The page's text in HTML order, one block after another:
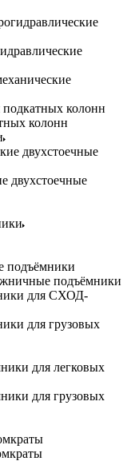
колонн
колонн
двухстоечные
двухстоечные
подъёмники
подъёмники
для СХОД-
для грузовых
для легковых
для грузовых